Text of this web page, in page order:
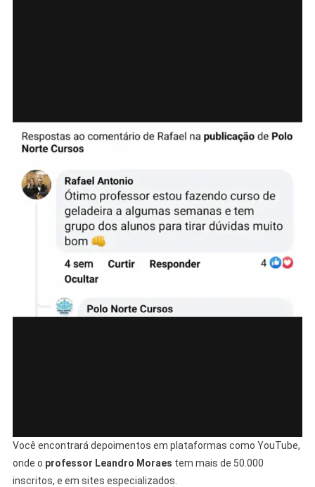
Você encontrará depoimentos em plataformas como YouTube,
onde o professor Leandro Moraes tem mais de 50.000
inscritos, e em sites especializados.